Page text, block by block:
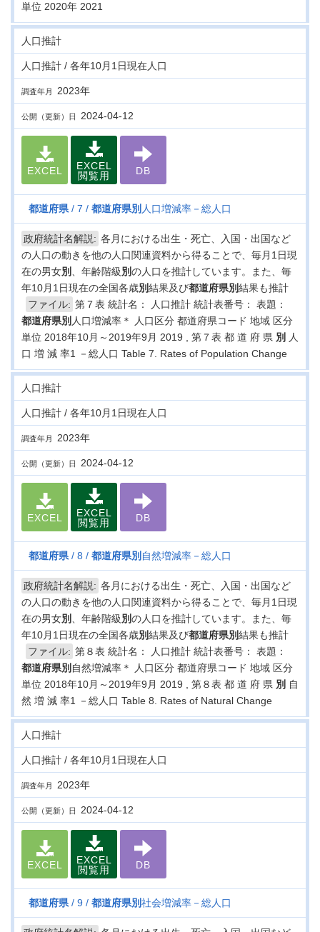
単位 2020年 2021
人口推計
人口推計 / 各年10月1日現在人口
調査年月 2023年
公開（更新）日 2024-04-12
EXCEL
EXCEL
閲覧用
DB
都道府県 7 都道府県別 人口増減率－総人口
政府統計名解説: 各月における出生・死亡、入国・出国など
の人口の動きを他の人口関連資料から得ることで、毎月1日現
在の男女別 、年齢階級別の人口を推計しています。また、毎
年10月1日現在の全国各歳別結果及び都道府県別結果も推計
ファイル: 第７表 統計名： 人口推計 統計表番号： 表題：
都道府県別 人口増減率＊ 人口区分 都道府県コード 地域 区分
単位 2018年10月～2019年9月 2019 , 第７表 都 道 府 県 別 人
口 増 減 率1 －総人口 Table 7. Rates of Population Change
人口推計
人口推計 / 各年10月1日現在人口
調査年月 2023年
公開（更新）日 2024-04-12
EXCEL
EXCEL
閲覧用
DB
都道府県 8 都道府県別 自然増減率－総人口
政府統計名解説: 各月における出生・死亡、入国・出国など
の人口の動きを他の人口関連資料から得ることで、毎月1日現
在の男女別 、年齢階級別の人口を推計しています。また、毎
年10月1日現在の全国各歳別結果及び都道府県別結果も推計
ファイル: 第８表 統計名： 人口推計 統計表番号： 表題：
都道府県別 自然増減率＊ 人口区分 都道府県コード 地域 区分
単位 2018年10月～2019年9月 2019 , 第８表 都 道 府 県 別 自
然 増 減 率1 －総人口 Table 8. Rates of Natural Change
人口推計
人口推計 / 各年10月1日現在人口
調査年月 2023年
公開（更新）日 2024-04-12
EXCEL
EXCEL
閲覧用
DB
都道府県 9 都道府県別社会増減率－総人口